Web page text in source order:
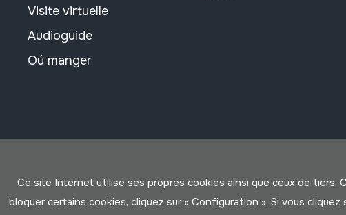
Visite virtuelle
Audioguide
Oú manger
Ce site Internet utilise ses propres cookies ainsi que ceux de tiers.
bloquer certains cookies, cliquez sur « Configuration ». Si vous